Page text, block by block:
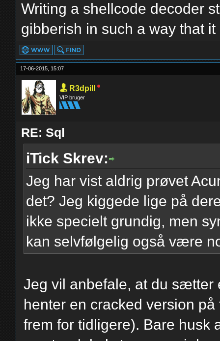
Writing a shellcode decoder
gibberish in such a way that
17-06-2015, 15:07
R3dpill
VIP bruger
RE: Sql
iTick Skrev:
Jeg har vist aldrig prøvet
det? Jeg kiggede lige på
ikke specielt grundig, men
kan selvfølgelig også være
Jeg vil anbefale, at du sætter
henter en cracked version
frem for tidligere). Bare husk